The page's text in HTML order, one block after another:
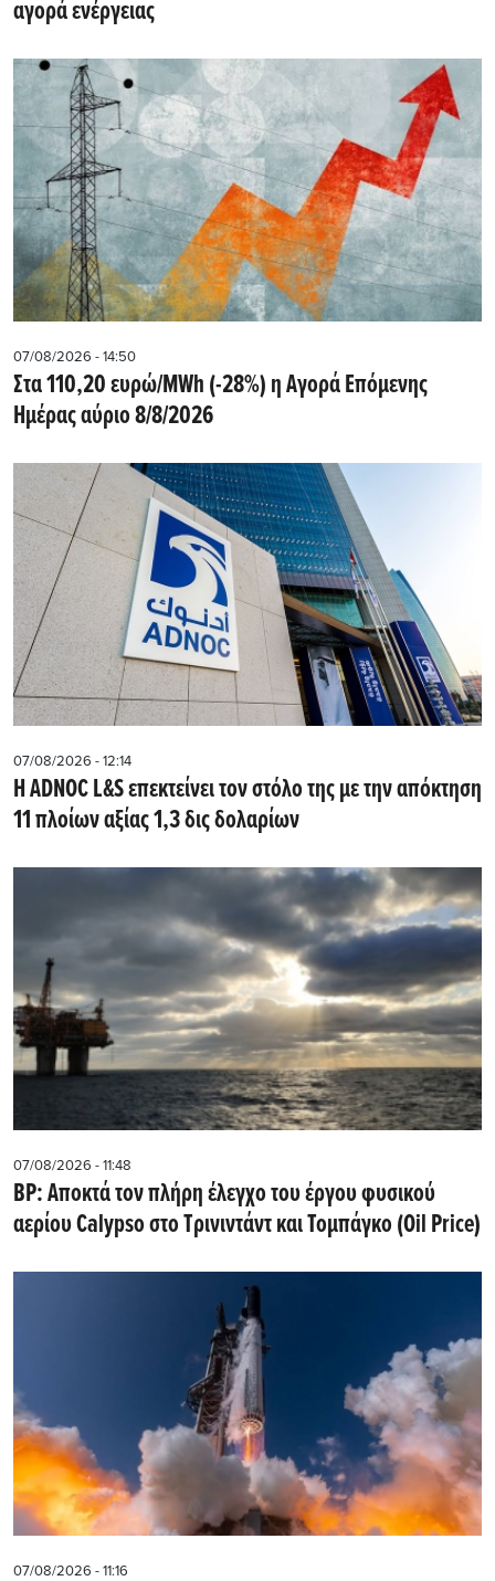
αγορά ενέργειας
07/08/2026 - 14:50
Στα 110,20 ευρώ/MWh (-28%) η Αγορά Επόμενης
Ημέρας αύριο 8/8/2026
07/08/2026 - 12:14
Η ADNOC L&S επεκτείνει τον στόλο της με την απόκτηση
11 πλοίων αξίας 1,3 δις δολαρίων
07/08/2026 - 11:48
BP: Αποκτά τον πλήρη έλεγχο του έργου φυσικού
αερίου Calypso στο Τρινιντάντ και Τομπάγκο (Oil Price)
07/08/2026 - 11:16